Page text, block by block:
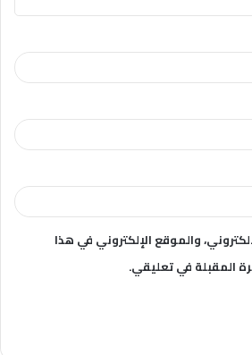
والموقع الإلكتروني في هذا
المقبلة في تعليقي.